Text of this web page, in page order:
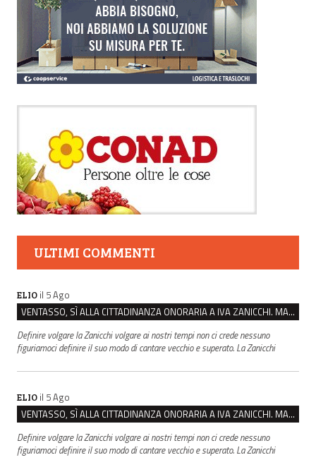
ULTIMI COMMENTI
ELIO il 5 Ago
VENTASSO, SÌ ALLA CITTADINANZA ONORARIA A IVA ZANICCHI. MA BARGIACCHI: “È DI PESSIMO GUSTO”
Definire volgare la Zanicchi volgare ai nostri tempi non ci crede nessuno
figuriamoci definire il suo modo di cantare vecchio e superato. La Zanicchi
ELIO il 5 Ago
VENTASSO, SÌ ALLA CITTADINANZA ONORARIA A IVA ZANICCHI. MA BARGIACCHI: “È DI PESSIMO GUSTO”
Definire volgare la Zanicchi volgare ai nostri tempi non ci crede nessuno
figuriamoci definire il suo modo di cantare vecchio e superato. La Zanicchi